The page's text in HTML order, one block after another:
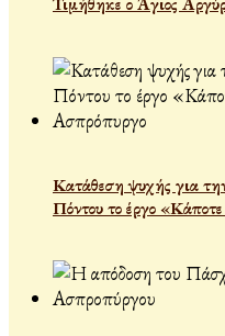
Κατάθεση ψυχής για
Πόντου το έργο